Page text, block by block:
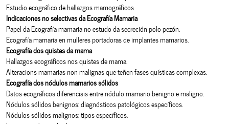
Estudio ecográfico de hallazgos mamográficos.
Indicaciones no selectivas da Ecografía Mamaria
Papel da Ecografía mamaria no estudo da secreción polo pezón.
Ecografía mamaria en mulleres portadoras de implantes mamarios.
Ecografía dos quistes da mama
Hallazgos ecográficos nos quistes de mama.
Alteracions mamarias non malignas que teñen fases quísticas complexas.
Ecografía dos nódulos mamarios sólidos
Datos ecográficos diferenciais entre nódulo mamario benigno e maligno.
Nódulos sólidos benignos: diagnósticos patológicos específicos.
Nódulos sólidos malignos: tipos específicos.